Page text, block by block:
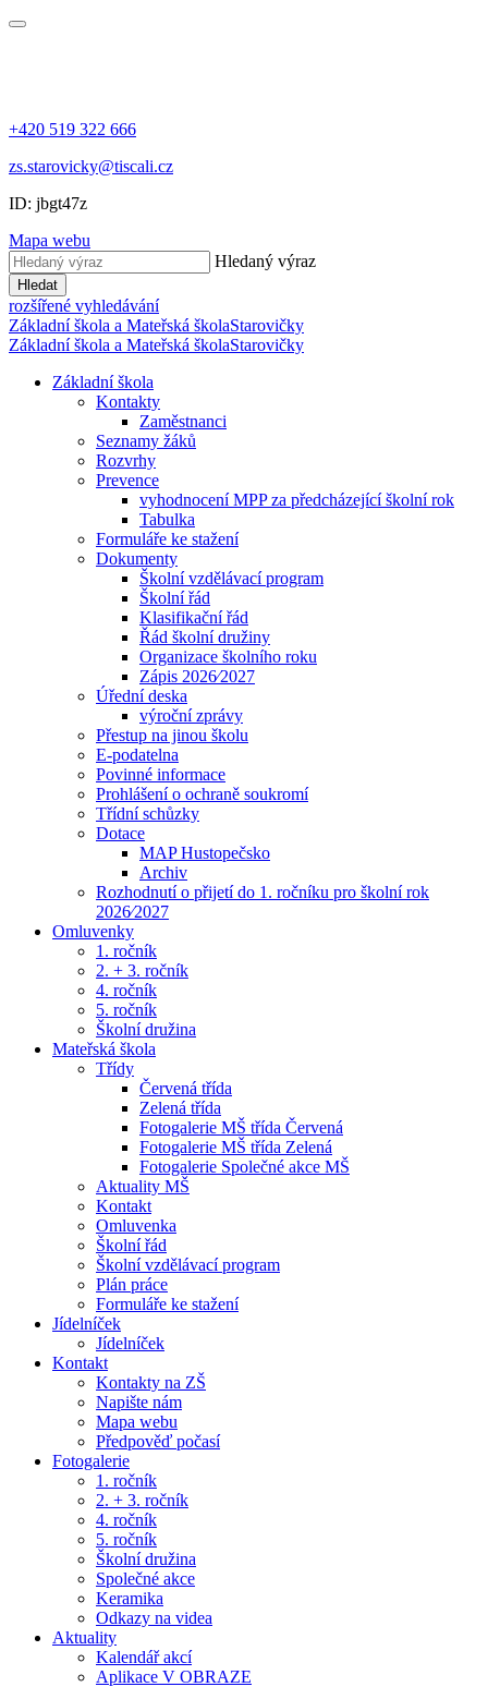
+420 519 322 666
zs.starovicky@tiscali.cz
ID: jbgt47z
Mapa webu
Hledaný výraz
Hledat
rozšířené vyhledávání
Základní škola a Mateřská školaStarovičky
Základní škola a Mateřská školaStarovičky
Základní škola
Kontakty
Zaměstnanci
Seznamy žáků
Rozvrhy
Prevence
vyhodnocení MPP za předcházející školní rok
Tabulka
Formuláře ke stažení
Dokumenty
Školní vzdělávací program
Školní řád
Klasifikační řád
Řád školní družiny
Organizace školního roku
Zápis 2026⁄2027
Úřední deska
výroční zprávy
Přestup na jinou školu
E-podatelna
Povinné informace
Prohlášení o ochraně soukromí
Třídní schůzky
Dotace
MAP Hustopečsko
Archiv
Rozhodnutí o přijetí do 1. ročníku pro školní rok
2026⁄2027
Omluvenky
1. ročník
2. + 3. ročník
4. ročník
5. ročník
Školní družina
Mateřská škola
Třídy
Červená třída
Zelená třída
Fotogalerie MŠ třída Červená
Fotogalerie MŠ třída Zelená
Fotogalerie Společné akce MŠ
Aktuality MŠ
Kontakt
Omluvenka
Školní řád
Školní vzdělávací program
Plán práce
Formuláře ke stažení
Jídelníček
Jídelníček
Kontakt
Kontakty na ZŠ
Napište nám
Mapa webu
Předpověď počasí
Fotogalerie
1. ročník
2. + 3. ročník
4. ročník
5. ročník
Školní družina
Společné akce
Keramika
Odkazy na videa
Aktuality
Kalendář akcí
Aplikace V OBRAZE